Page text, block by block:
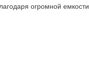
огромной емкости